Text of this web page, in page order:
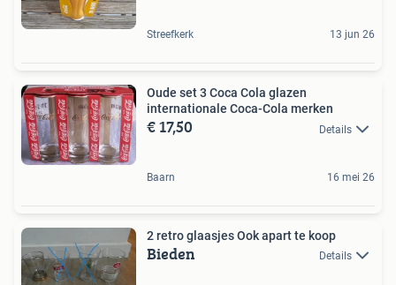
Streefkerk 13 jun 26
Oude set 3 Coca Cola glazen
internationale Coca-Cola merken
€ 17,50 Details
Baarn 16 mei 26
2 retro glaasjes Ook apart te koop
Bieden Details